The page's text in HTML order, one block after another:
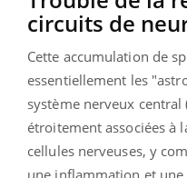
circuits de
Cette accumulation de
essentiellement les
système nerveux
étroitement associées à
cellules nerveuses, y
une inflammation et